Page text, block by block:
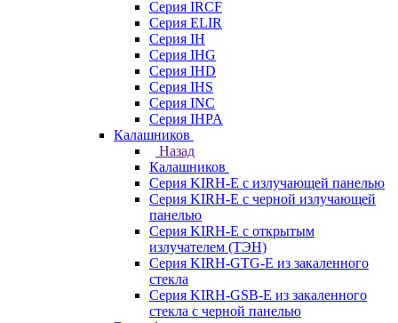
Серия IRCF
Серия ELIR
Серия IH
Серия IHG
Серия IHD
Серия IHS
Серия INC
Серия IHPA
Калашников
Назад
Калашников
Серия KIRH-E с излучающей панелью
Серия KIRH-E с черной излучающей
панелью
Серия KIRH-E с открытым
излучателем (ТЭН)
Серия KIRH-GTG-E из закаленного
стекла
Серия KIRH-GSB-E из закаленного
стекла с черной панелью